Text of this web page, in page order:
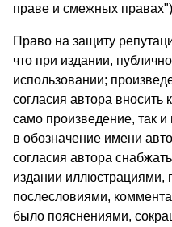
праве и смежных
Право на защиту
что при издании,
использовании;
согласия автора вносить
само произведение, так и
в обозначение имени
согласия автора
издании иллю­страциями,
послесловиями,
было пояснениями,